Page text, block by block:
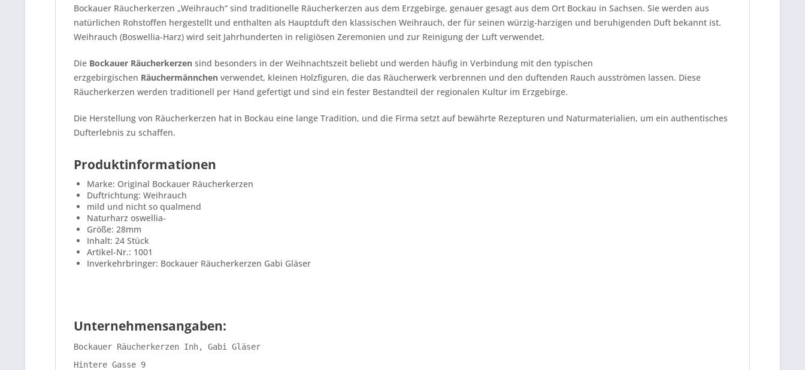
Bockauer Räucherkerzen „Weihrauch“ sind traditionelle Räucherkerzen aus dem Erzgebirge, genauer gesagt aus dem Ort Bockau in Sachsen. Sie werden aus
natürlichen Rohstoffen hergestellt und enthalten als Hauptduft den klassischen Weihrauch, der für seinen würzig-harzigen und beruhigenden Duft bekannt ist.
Weihrauch (Boswellia-Harz) wird seit Jahrhunderten in religiösen Zeremonien und zur Reinigung der Luft verwendet.
Die Bockauer Räucherkerzen sind besonders in der Weihnachtszeit beliebt und werden häufig in Verbindung mit den typischen
erzgebirgischen Räuchermännchen verwendet, kleinen Holzfiguren, die das Räucherwerk verbrennen und den duftenden Rauch ausströmen lassen. Diese
Räucherkerzen werden traditionell per Hand gefertigt und sind ein fester Bestandteil der regionalen Kultur im Erzgebirge.
Die Herstellung von Räucherkerzen hat in Bockau eine lange Tradition, und die Firma setzt auf bewährte Rezepturen und Naturmaterialien, um ein authentisches
Dufterlebnis zu schaffen.
Produktinformationen
Marke: Original Bockauer Räucherkerzen
Duftrichtung: Weihrauch
mild und nicht so qualmend
Naturharz oswellia-
Größe: 28mm
Inhalt: 24 Stück
Artikel-Nr.: 1001
Inverkehrbringer: Bockauer Räucherkerzen Gabi Gläser
Unternehmensangaben:
Bockauer Räucherkerzen Inh, Gabi Gläser
Hintere Gasse 9